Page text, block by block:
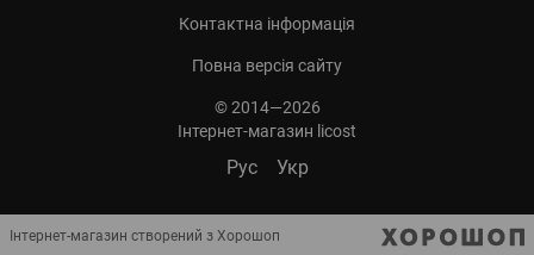
Контактна інформація
Повна версія сайту
© 2014—2026
Інтернет-магазин licost
Рус Укр
Інтернет-магазин створений з Хорошоп